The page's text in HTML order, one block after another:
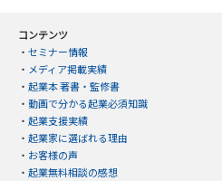
コンテンツ
・ セミナー情報
・ メディア掲載実績
・ 起業本 著書・監修書
・ 動画で分かる起業必須知識
・ 起業支援実績
・ 起業家に選ばれる理由
・ お客様の声
・ 起業無料相談の感想